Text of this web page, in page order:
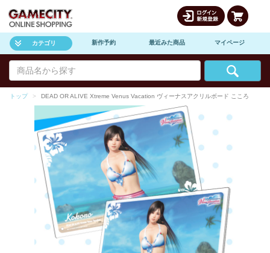
カテゴリ 新作予約 最近みた商品 マイページ
トップ DEAD OR ALIVE Xtreme Venus Vacation ヴィーナスアクリルボード こころ